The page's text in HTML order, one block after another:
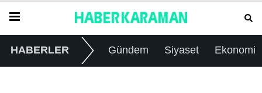
HABERLER Gündem Siyaset Ekonomi